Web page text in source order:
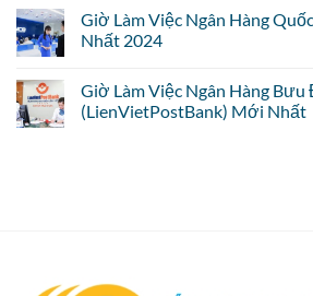
Giờ Làm Việc Ngân Hàng
Nhất 2024
Giờ Làm Việc Ngân Hàng Bưu
(LienVietPostBank) Mới Nhất